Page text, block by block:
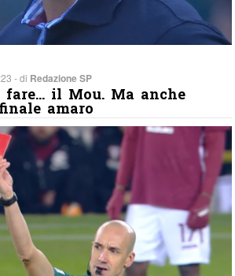
- di Redazione SP
il Mou. Ma anche
amaro